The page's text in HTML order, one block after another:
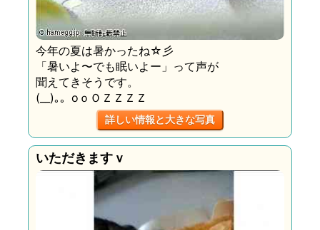
今年の夏は暑かったね☆彡
「暑いよ〜でも眠いよー」って声が
聞えてきそうです。
(__)｡。oｏＯＺＺＺＺ
詳しい情報と大きな写真
いただきますｖ